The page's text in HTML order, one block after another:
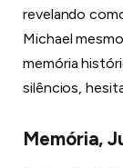
revelando
Michael
memória
silêncios,
Memória,